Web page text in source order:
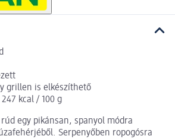
grillen is elkészíthető
kcal / 100 g
egy pikánsan, spanyol módra
Serpenyőben ropogósra